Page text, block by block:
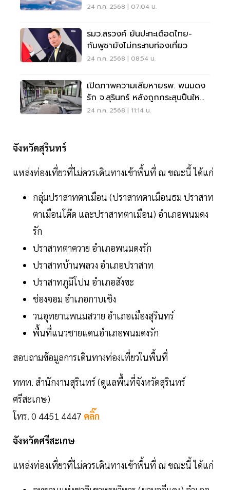
สถานการณ์ใกล้ชิด
24 ก.ค. 2568 | 07:04 น.
รมว.สรวงศ์ ยันปะทะเดือดไทย-
กัมพูชายังไม่กระทบท่องเที่ยว
24 ก.ค. 2568 | 08:54 น.
เปิดภาพความเสียหายรพ. พนมดง
รัก จ.สุรินทร์ หลังถูกกระสุนปืนใหญ่
จากฝั่งกัมพูชา
24 ก.ค. 2568 | 11:14 น.
จังหวัดสุรินทร์
แหล่งท่องเที่ยวที่ไม่ควรเดินทางเข้าพื้นที่ ณ ขณะนี้ ได้แก่
กลุ่มปราสาทตาเมือน (ปราสาทตาเมือนธม ปราสาท
ตาเมือนโต๊ด และปราสาทตาเมือน) อำเภอพนมดง
รัก
ปราสาทตาควาย อำเภอพนมดงรัก
ปราสาทบ้านพลวง อำเภอปราสาท
ปราสาทภูมิโปน อำเภอสังขะ
ช่องจอม อำเภอกาบเชิง
วนอุทยานพนมสวาย อำเภอเมืองสุรินทร์
พื้นที่แนวชายแดนอำเภอพนมดงรัก
สอบถามข้อมูลการเดินทางท่องเที่ยวในพื้นที่
ททท. สำนักงานสุรินทร์ (ดูแลพื้นที่จังหวัดสุรินทร์
ศรีสะเกษ)
โทร. 0 4451 4447 คลิ๊ก
จังหวัดศรีสะเกษ
แหล่งท่องเที่ยวที่ไม่ควรเดินทางเข้าพื้นที่ ณ ขณะนี้ ได้แก่